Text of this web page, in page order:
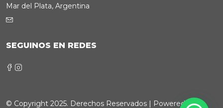
Mar del Plata, Argentina
SEGUINOS EN REDES
© Copyright 2025. Derechos Reservados | Powered by